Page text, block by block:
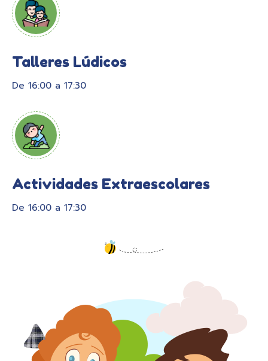
Talleres Lúdicos
De 16:00 a 17:30
Actividades Extraescolares
De 16:00 a 17:30​